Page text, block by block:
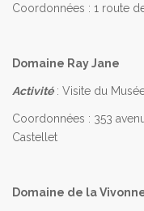
Coordonnées : 1 route
Domaine Ray Jane
Activité: Visite du
Coordonnées : 353
Castellet
Domaine de la